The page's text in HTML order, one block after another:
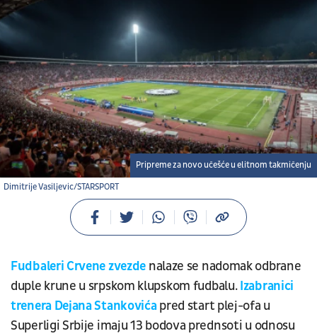
Dimitrije Vasiljevic/STARSPORT
Pripreme za novo učešće u elitnom takmičenju
Fudbaleri Crvene zvezde nalaze se nadomak odbrane
duple krune u srpskom klupskom fudbalu.Izabranici
trenera Dejana Stankovićapred start plej-ofa u
Superligi Srbije imaju 13 bodova prednsoti u odnosu